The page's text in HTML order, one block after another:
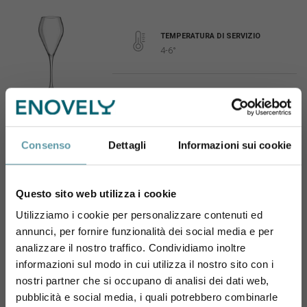
Consenso Dettagli Informazioni sui cookie
Questo sito web utilizza i cookie
Utilizziamo i cookie per personalizzare contenuti ed
annunci, per fornire funzionalità dei social media e per
analizzare il nostro traffico. Condividiamo inoltre
informazioni sul modo in cui utilizza il nostro sito con i
nostri partner che si occupano di analisi dei dati web,
pubblicità e social media, i quali potrebbero combinarle
TEMPERATURA DI SERVIZIO
4-6°
nei profumi e fresco in
potete quindi aprirlo
consumo.
MOMENTO PER DEGUSTARLO
Cena tra amici, Degustazione
Utilizza il coupon NEWENOVELY
per avere un 10% di sconto sul tuo primo ordine!